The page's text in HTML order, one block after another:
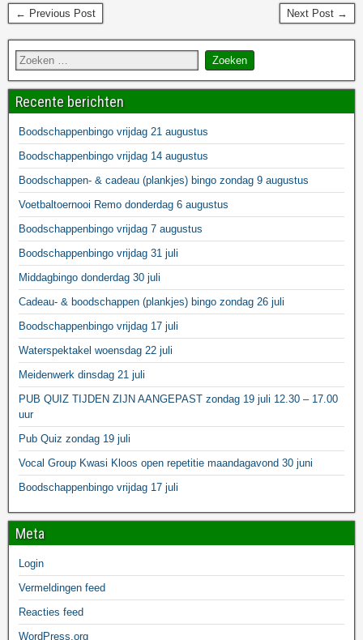
← Previous Post Next Post →
Recente berichten
Boodschappenbingo vrijdag 21 augustus
Boodschappenbingo vrijdag 14 augustus
Boodschappen- & cadeau (plankjes) bingo zondag 9 augustus
Voetbaltoernooi Remo donderdag 6 augustus
Boodschappenbingo vrijdag 7 augustus
Boodschappenbingo vrijdag 31 juli
Middagbingo donderdag 30 juli
Cadeau- & boodschappen (plankjes) bingo zondag 26 juli
Boodschappenbingo vrijdag 17 juli
Waterspektakel woensdag 22 juli
Meidenwerk dinsdag 21 juli
PUB QUIZ TIJDEN ZIJN AANGEPAST zondag 19 juli 12.30 – 17.00
uur
Pub Quiz zondag 19 juli
Vocal Group Kwasi Kloos open repetitie maandagavond 30 juni
Boodschappenbingo vrijdag 17 juli
Meta
Login
Vermeldingen feed
Reacties feed
WordPress.org